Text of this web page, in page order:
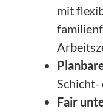
mit
Schicht-
Fair